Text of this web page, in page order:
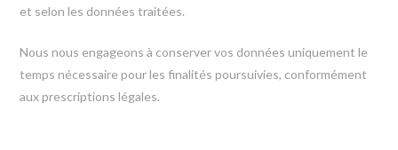
et selon les données traitées.
Nous nous engageons à conserver vos données uniquement le
temps nécessaire pour les finalités poursuivies, conformément
aux prescriptions légales.